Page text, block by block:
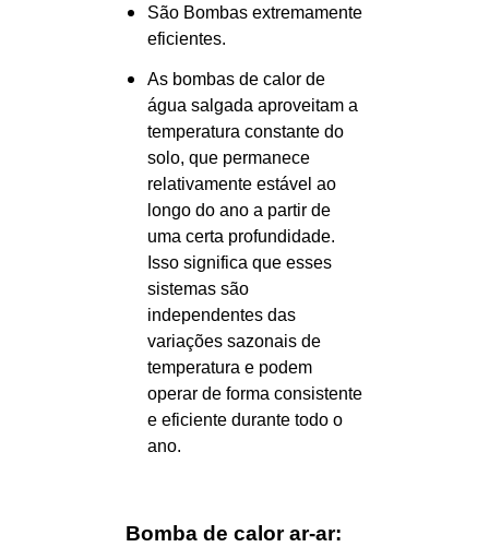
São Bombas extremamente
eficientes.
As bombas de calor de
água salgada aproveitam a
temperatura constante do
solo, que permanece
relativamente estável ao
longo do ano a partir de
uma certa profundidade.
Isso significa que esses
sistemas são
independentes das
variações sazonais de
temperatura e podem
operar de forma consistente
e eficiente durante todo o
ano.
Bomba de calor ar-ar: